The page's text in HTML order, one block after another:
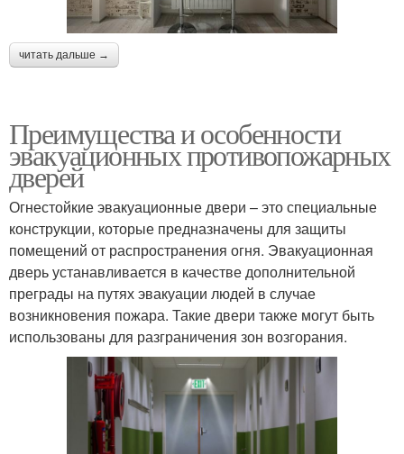
читать дальше →
Преимущества и особенности
эвакуационных противопожарных
дверей
Огнестойкие эвакуационные двери – это специальные
конструкции, которые предназначены для защиты
помещений от распространения огня. Эвакуационная
дверь устанавливается в качестве дополнительной
преграды на путях эвакуации людей в случае
возникновения пожара. Такие двери также могут быть
использованы для разграничения зон возгорания.